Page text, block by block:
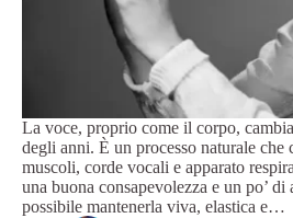
La voce, proprio come il corpo,
degli anni. È un processo naturale che
muscoli, corde vocali e apparato
una buona consapevolezza e un po’ di
possibile mantenerla viva, elastica e…